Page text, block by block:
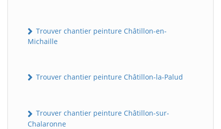
Trouver chantier peinture Châtillon-en-
Michaille
Trouver chantier peinture Châtillon-la-Palud
Trouver chantier peinture Châtillon-sur-
Chalaronne